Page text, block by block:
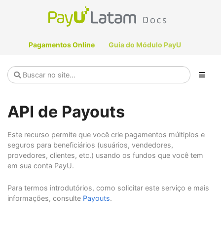
Pagamentos Online Guia do Módulo PayU
API de Payouts
Este recurso permite que você crie pagamentos múltiplos e
seguros para beneficiários (usuários, vendedores,
provedores, clientes, etc.) usando os fundos que você tem
em sua conta PayU.
Para termos introdutórios, como solicitar este serviço e mais
informações, consulte Payouts.